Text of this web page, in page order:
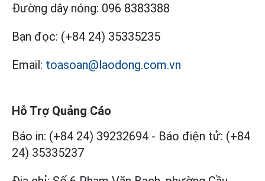
Đường dây nóng: 096 8383388
Bạn đọc: (+84 24) 35335235
Email: toasoan@laodong.com.vn
Hỗ Trợ Quảng Cáo
Báo in: (+84 24) 39232694 - Báo điện tử: (+84
24) 35335237